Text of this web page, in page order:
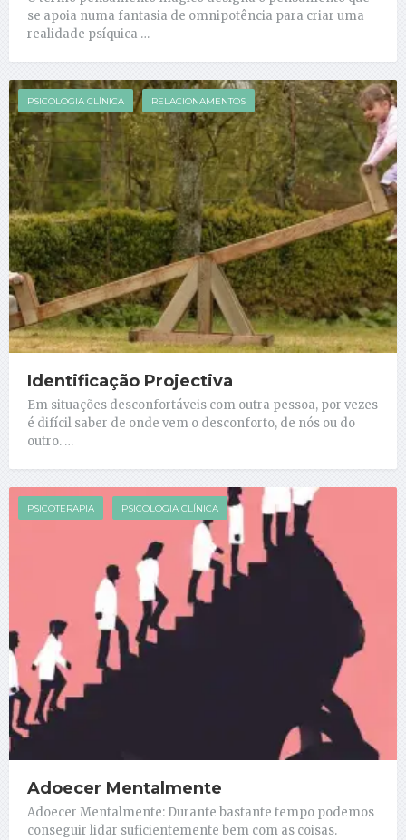
se apoia numa fantasia de omnipotência para criar uma
realidade psíquica …
PSICOLOGIA CLÍNICA RELACIONAMENTOS
Identificação Projectiva
Em situações desconfortáveis com outra pessoa, por vezes
é difícil saber de onde vem o desconforto, de nós ou do
outro. …
PSICOTERAPIA PSICOLOGIA CLÍNICA
Adoecer Mentalmente
Adoecer Mentalmente: Durante bastante tempo podemos
conseguir lidar suficientemente bem com as coisas.